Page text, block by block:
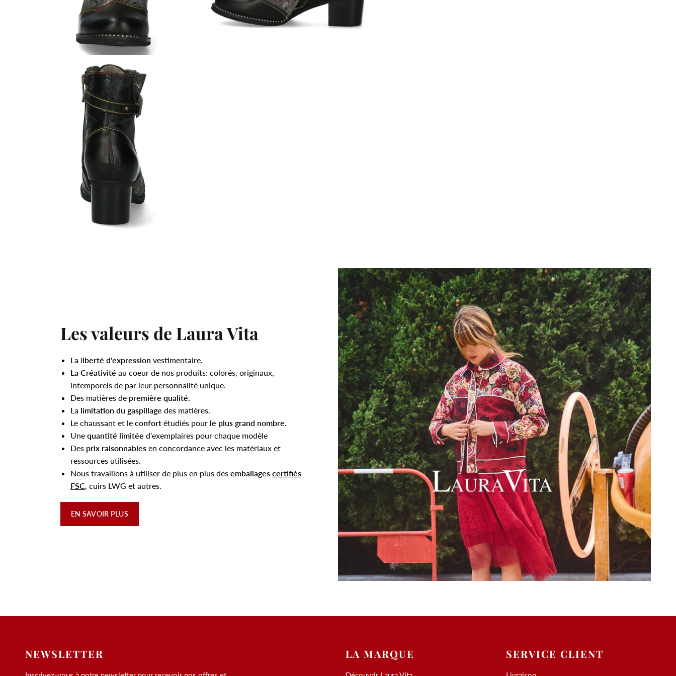
Les valeurs de Laura Vita
La liberté d'expression vestimentaire.
La Créativité au coeur de nos produits: colorés, originaux,
intemporels de par leur personnalité unique.
Des matières de première qualité.
La limitation du gaspillage des matières.
Le chaussant et le confort étudiés pour le plus grand nombre.
Une quantité limitée d'exemplaires pour chaque modèle
Des prix raisonnables en concordance avec les matériaux et
ressources utilisées.
Nous travaillons à utiliser de plus en plus des emballages certifiés
FSC, cuirs LWG et autres.
EN SAVOIR PLUS
NEWSLETTER LA MARQUE SERVICE CLIENT
Ces données peuvent notamment être utilisées à
des fins de personnalisation des annonces. Vous
pouvez accepter, refuser ou personnaliser vos choix